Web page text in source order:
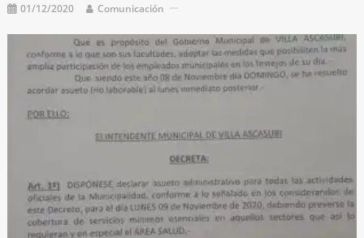
01/12/2020 Comunicación